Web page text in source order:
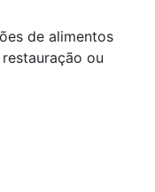
de alimentos
ou